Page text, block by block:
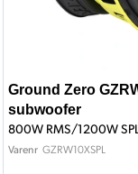
Ground Zero
subwoofer
800W RMS/1200W
Varenr GZRW10XSPL